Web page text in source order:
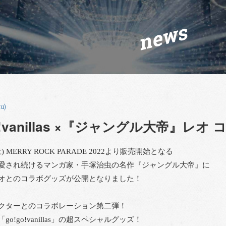
news
×『ジャングル大帝』レオ
MERRY ROCK PARADE 2022より販売開始となる
され続けるマンガ家・手塚治虫の名作『ジャングル大帝』に
とのコラボグッズが公開となりました！
ターとのコラボレーション第二弾！
go!go!vanillas」の超スペシャルグッズ！